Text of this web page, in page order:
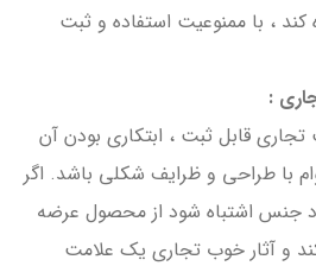
، با ممنوعیت استفاده و ثبت
قابل ثبت ، ابتکاری بودن آن
با طراحی و ظرایف شکلی باشد. اگر
جنس اشتباه شود از محصول عرضه
و آثار خوب تجاری یک علامت